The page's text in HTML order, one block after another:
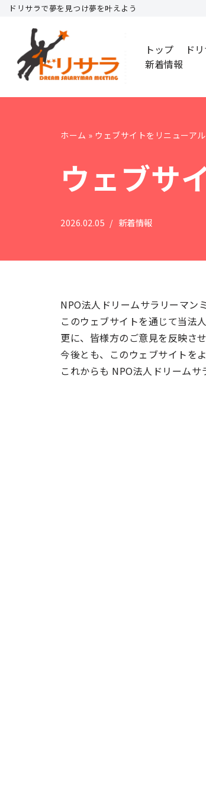
テ
ツ
ドリサラで夢を見つけ夢を叶えよう
トップ ド
新着情報
ホーム » ウェブサイトをリニューア
ウェブサ
2026.02.05 新着情報
NPO法人ドリームサラリーマン
このウェブサイトを通じて当法
更に、皆様方のご意見を反映させ
今後とも、このウェブサイトを
これからも NPO法人ドリームサ